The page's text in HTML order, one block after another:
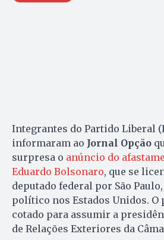
Integrantes do Partido Liberal
informaram ao Jornal Opção
surpresa o anúncio do
Eduardo Bolsonaro, que se
deputado federal por São
político nos Estados Unidos. O
cotado para assumir a
de Relações Exteriores da